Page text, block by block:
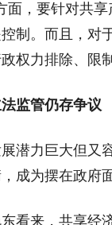
面，要针对共
制。而且，对
权力排除、限
监管仍存争议
潜力巨大但又
成为摆在政府
看来，共享经